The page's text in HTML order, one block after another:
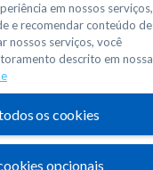
em nossos serviços,
e recomendar conteúdo de
nossos serviços, você
descrito em nossa
os cookies
opcionais